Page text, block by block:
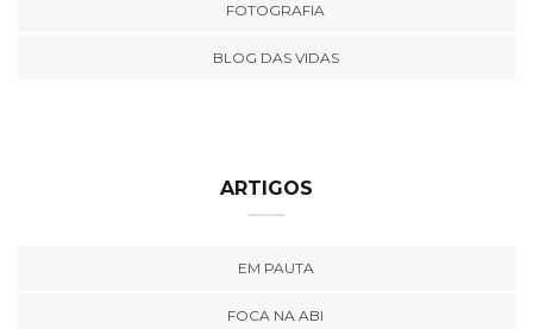
FOTOGRAFIA
BLOG DAS VIDAS
ARTIGOS
EM PAUTA
FOCA NA ABI